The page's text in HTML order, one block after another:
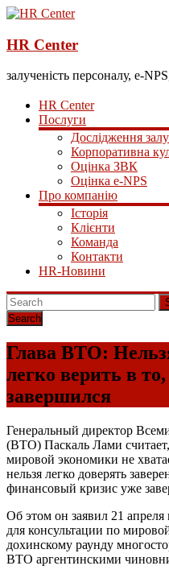
HR Center
залученість персоналу, e-
HR Center
Послуги
Дослідження
Корпоративна
Оцінка ЗВК
Оцінка e-NPS
Про компанію
Історія
Клієнти
Команда
Контакти
HR-Новини
Глава ВТО:
легко верить в
завершился
Генеральный директор
(ВТО) Паскаль Лами
мировой экономики не
нельзя легко доверять
финансовый кризис уже
Об этом он заявил 21
для консультации по
дохинскому раунду
ВТО аргентинскими